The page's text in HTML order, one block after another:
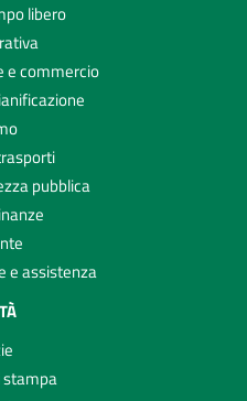
libero
e commercio
pubblica
e assistenza